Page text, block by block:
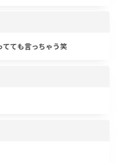
てても言っちゃう笑